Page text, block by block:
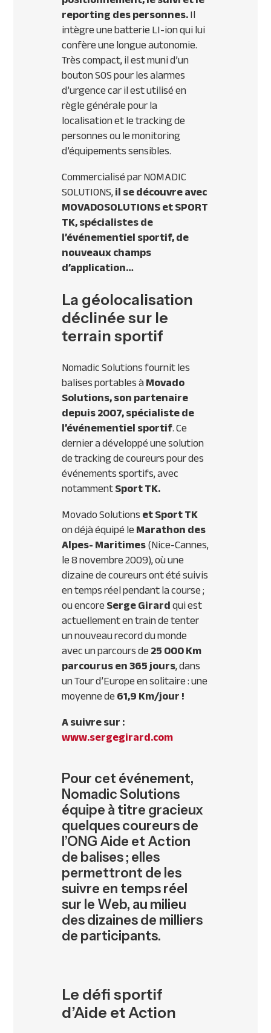
reporting des personnes.Il
intègre une batterie LI-ion qui lui
confère une longue autonomie.
Très compact, il est muni d’un
boutonSOSpour les alarmes
d’urgence car il est utilisé en
règle générale pour la
localisation et le tracking de
personnes ou le monitoring
d’équipements sensibles.
Commercialisé parNOMADIC
SOLUTIONS,il se découvre avec
MOVADOSOLUTIONSetSPORT
TK, spécialistes de
l’événementiel sportif, de
nouveaux champs
d’application…
La géolocalisation
déclinée sur le
terrain sportif
Nomadic Solutions fournit les
balises portables àMovado
Solutions, son partenaire
depuis 2007, spécialiste de
l’événementiel sportif. Ce
dernier a développé une solution
de tracking de coureurs pour des
événements sportifs, avec
notammentSport TK.
Movado Solutionset Sport TK
on déjà équipé leMarathon des
Alpes- Maritimes(Nice-Cannes,
le 8 novembre 2009), où une
dizaine de coureurs ont été suivis
en temps réel pendant la course ;
ou encoreSerge Girardqui est
actuellement en train de tenter
un nouveau record du monde
avec un parcours de25 000 Km
parcourus en 365 jours, dans
un Tour d’Europe en solitaire : une
moyenne de61,9 Km/jour !
A suivre sur :
www.sergegirard.com
Pour cet événement,
Nomadic Solutions
équipe à titre gracieux
quelques coureurs de
l’ONG Aide et Action
de balises ; elles
permettront de les
suivre en temps réel
sur le Web, au milieu
des dizaines de milliers
de participants.
Le défi sportif
d’Aide et Action